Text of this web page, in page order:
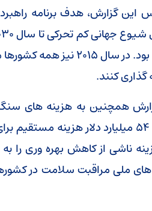
خواهد بود. در سال
گذاری کنند.
همچنین به هزینه های
ناشی از کاهش بهره وری را
ملی مراقبت سلامت در